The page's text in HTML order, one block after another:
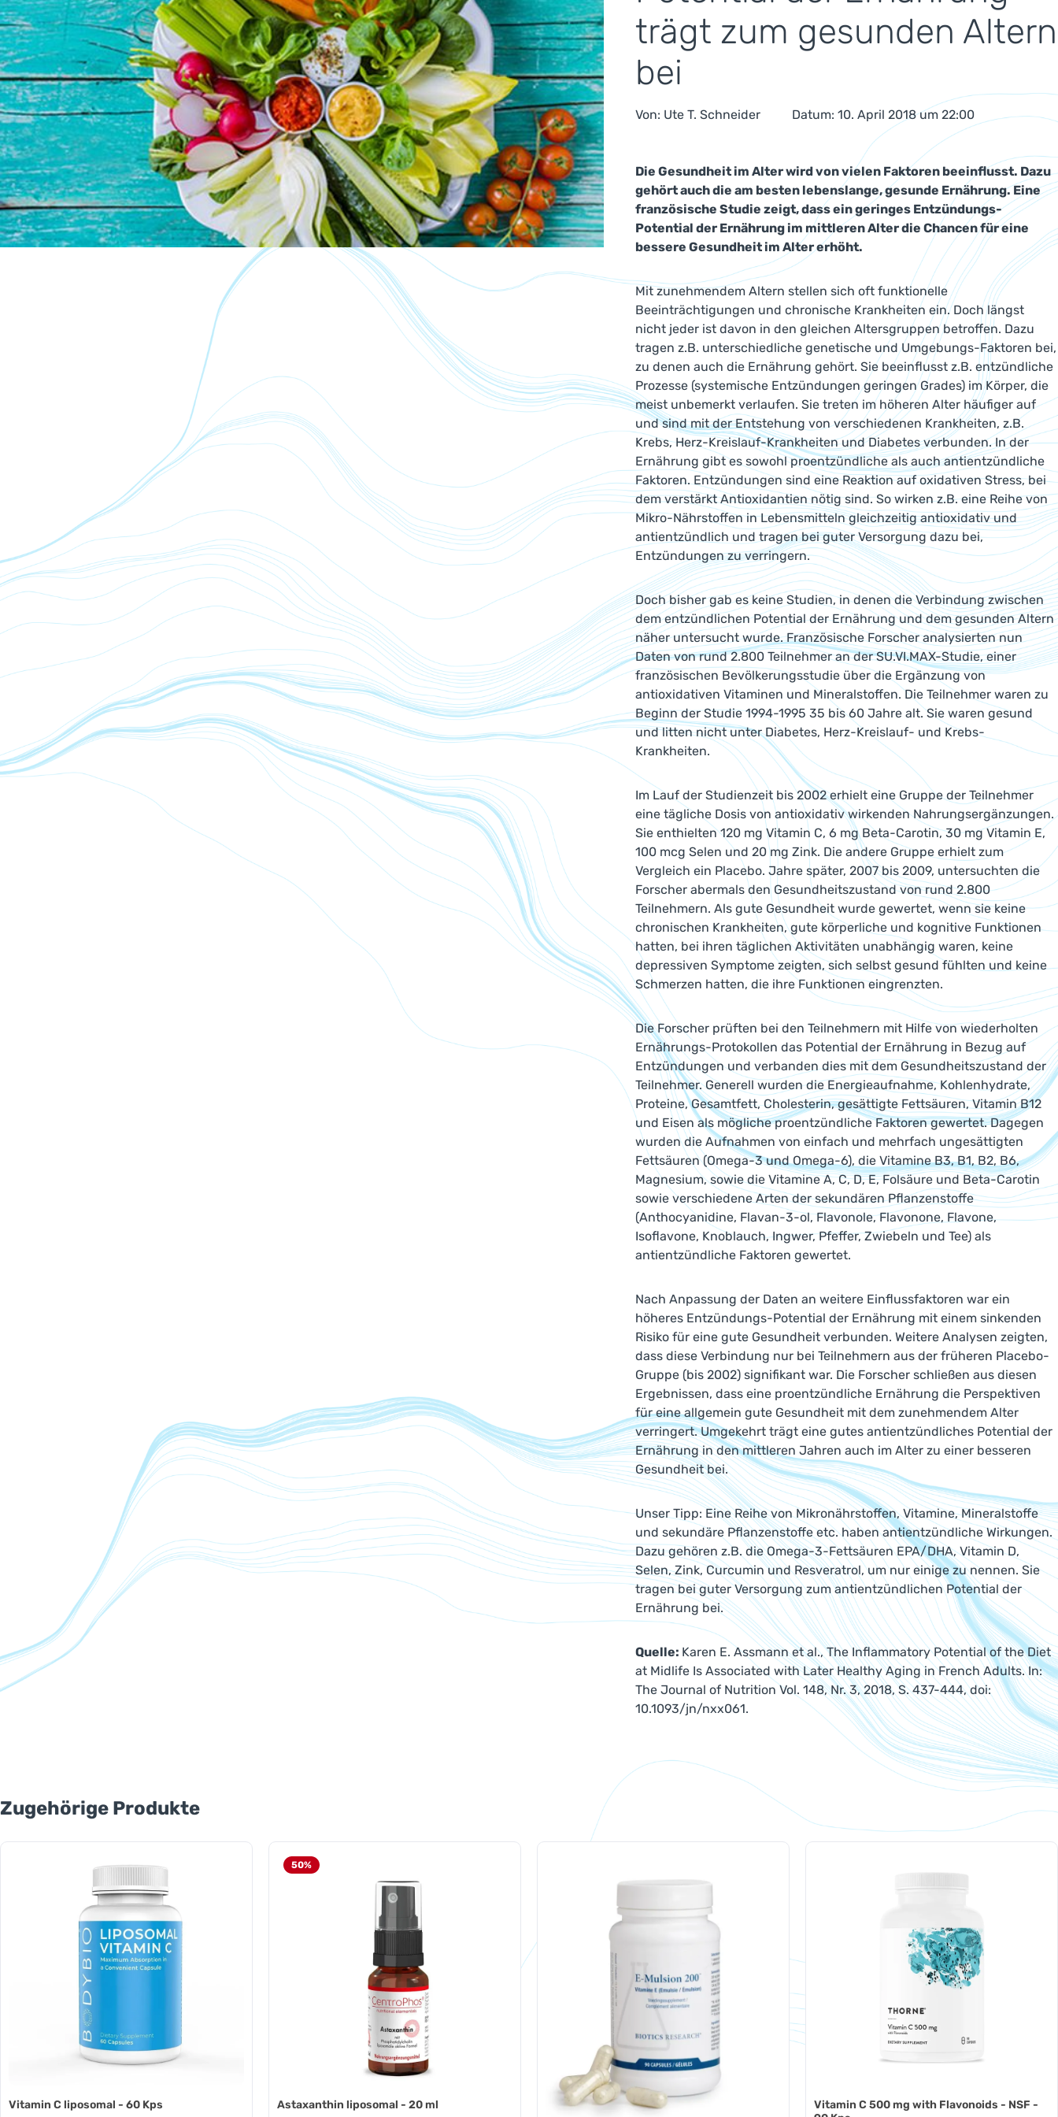
trägt zum gesunden Altern
bei
Von: Ute T. Schneider Datum: 10. April 2018 um 22:00
Die Gesundheit im Alter wird von vielen Faktoren beeinflusst. Dazu
gehört auch die am besten lebenslange, gesunde Ernährung. Eine
französische Studie zeigt, dass ein geringes Entzündungs-
Potential der Ernährung im mittleren Alter die Chancen für eine
bessere Gesundheit im Alter erhöht.
Mit zunehmendem Altern stellen sich oft funktionelle
Beeinträchtigungen und chronische Krankheiten ein. Doch längst
nicht jeder ist davon in den gleichen Altersgruppen betroffen. Dazu
tragen z.B. unterschiedliche genetische und Umgebungs-Faktoren bei,
zu denen auch die Ernährung gehört. Sie beeinflusst z.B. entzündliche
Prozesse (systemische Entzündungen geringen Grades) im Körper, die
meist unbemerkt verlaufen. Sie treten im höheren Alter häufiger auf
und sind mit der Entstehung von verschiedenen Krankheiten, z.B.
Krebs, Herz-Kreislauf-Krankheiten und Diabetes verbunden. In der
Ernährung gibt es sowohl proentzündliche als auch antientzündliche
Faktoren. Entzündungen sind eine Reaktion auf oxidativen Stress, bei
dem verstärkt Antioxidantien nötig sind. So wirken z.B. eine Reihe von
Mikro-Nährstoffen in Lebensmitteln gleichzeitig antioxidativ und
antientzündlich und tragen bei guter Versorgung dazu bei,
Entzündungen zu verringern.
Doch bisher gab es keine Studien, in denen die Verbindung zwischen
dem entzündlichen Potential der Ernährung und dem gesunden Altern
näher untersucht wurde. Französische Forscher analysierten nun
Daten von rund 2.800 Teilnehmer an der SU.VI.MAX-Studie, einer
französischen Bevölkerungsstudie über die Ergänzung von
antioxidativen Vitaminen und Mineralstoffen. Die Teilnehmer waren zu
Beginn der Studie 1994-1995 35 bis 60 Jahre alt. Sie waren gesund
und litten nicht unter Diabetes, Herz-Kreislauf- und Krebs-
Krankheiten.
Im Lauf der Studienzeit bis 2002 erhielt eine Gruppe der Teilnehmer
eine tägliche Dosis von antioxidativ wirkenden Nahrungsergänzungen.
Sie enthielten 120 mg Vitamin C, 6 mg Beta-Carotin, 30 mg Vitamin E,
100 mcg Selen und 20 mg Zink. Die andere Gruppe erhielt zum
Vergleich ein Placebo. Jahre später, 2007 bis 2009, untersuchten die
Forscher abermals den Gesundheitszustand von rund 2.800
Teilnehmern. Als gute Gesundheit wurde gewertet, wenn sie keine
chronischen Krankheiten, gute körperliche und kognitive Funktionen
hatten, bei ihren täglichen Aktivitäten unabhängig waren, keine
depressiven Symptome zeigten, sich selbst gesund fühlten und keine
Schmerzen hatten, die ihre Funktionen eingrenzten.
Die Forscher prüften bei den Teilnehmern mit Hilfe von wiederholten
Ernährungs-Protokollen das Potential der Ernährung in Bezug auf
Entzündungen und verbanden dies mit dem Gesundheitszustand der
Teilnehmer. Generell wurden die Energieaufnahme, Kohlenhydrate,
Proteine, Gesamtfett, Cholesterin, gesättigte Fettsäuren, Vitamin B12
und Eisen als mögliche proentzündliche Faktoren gewertet. Dagegen
wurden die Aufnahmen von einfach und mehrfach ungesättigten
Fettsäuren (Omega-3 und Omega-6), die Vitamine B3, B1, B2, B6,
Magnesium, sowie die Vitamine A, C, D, E, Folsäure und Beta-Carotin
sowie verschiedene Arten der sekundären Pflanzenstoffe
(Anthocyanidine, Flavan-3-ol, Flavonole, Flavonone, Flavone,
Isoflavone, Knoblauch, Ingwer, Pfeffer, Zwiebeln und Tee) als
antientzündliche Faktoren gewertet.
Nach Anpassung der Daten an weitere Einflussfaktoren war ein
höheres Entzündungs-Potential der Ernährung mit einem sinkenden
Risiko für eine gute Gesundheit verbunden. Weitere Analysen zeigten,
dass diese Verbindung nur bei Teilnehmern aus der früheren Placebo-
Gruppe (bis 2002) signifikant war. Die Forscher schließen aus diesen
Ergebnissen, dass eine proentzündliche Ernährung die Perspektiven
für eine allgemein gute Gesundheit mit dem zunehmendem Alter
verringert. Umgekehrt trägt eine gutes antientzündliches Potential der
Ernährung in den mittleren Jahren auch im Alter zu einer besseren
Gesundheit bei.
Unser Tipp: Eine Reihe von Mikronährstoffen, Vitamine, Mineralstoffe
und sekundäre Pflanzenstoffe etc. haben antientzündliche Wirkungen.
Dazu gehören z.B. die Omega-3-Fettsäuren EPA/DHA, Vitamin D,
Selen, Zink, Curcumin und Resveratrol, um nur einige zu nennen. Sie
tragen bei guter Versorgung zum antientzündlichen Potential der
Ernährung bei.
Quelle: Karen E. Assmann et al., The Inflammatory Potential of the Diet
at Midlife Is Associated with Later Healthy Aging in French Adults. In:
The Journal of Nutrition Vol. 148, Nr. 3, 2018, S. 437-444, doi:
10.1093/jn/nxx061.
Produktgalerie überspringen
Zugehörige Produkte
Vitamin C liposomal - 60 Kps
50%
Astaxanthin liposomal - 20 ml
Vitamin C 500 mg with Flavonoids - NSF -